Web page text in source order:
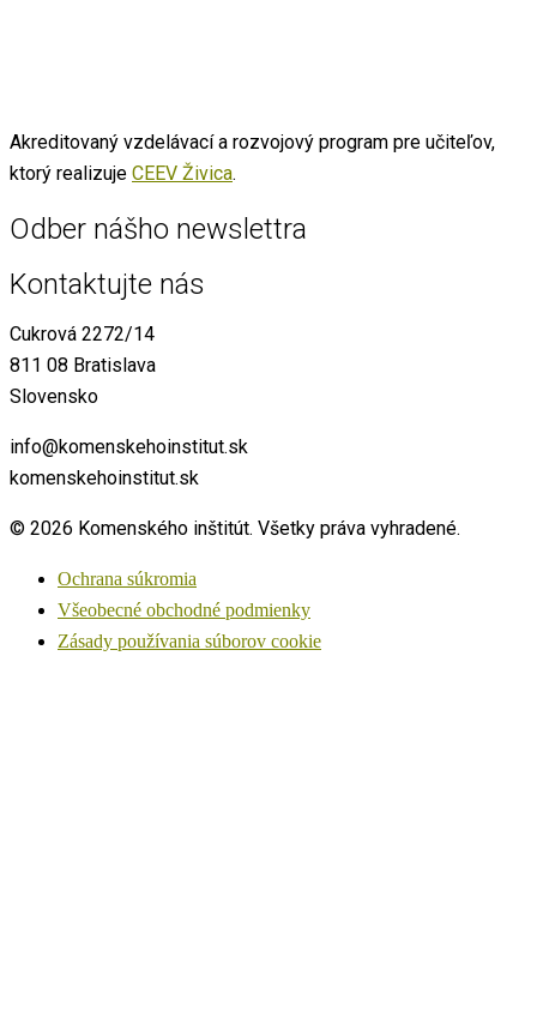
Akreditovaný vzdelávací a rozvojový program pre učiteľov,
ktorý realizuje CEEV Živica.
Odber nášho newslettra
Kontaktujte nás
Cukrová 2272/14
811 08 Bratislava
Slovensko
info@komenskehoinstitut.sk
komenskehoinstitut.sk
© 2026 Komenského inštitút. Všetky práva vyhradené.
Ochrana súkromia
Všeobecné obchodné podmienky
Zásady používania súborov cookie